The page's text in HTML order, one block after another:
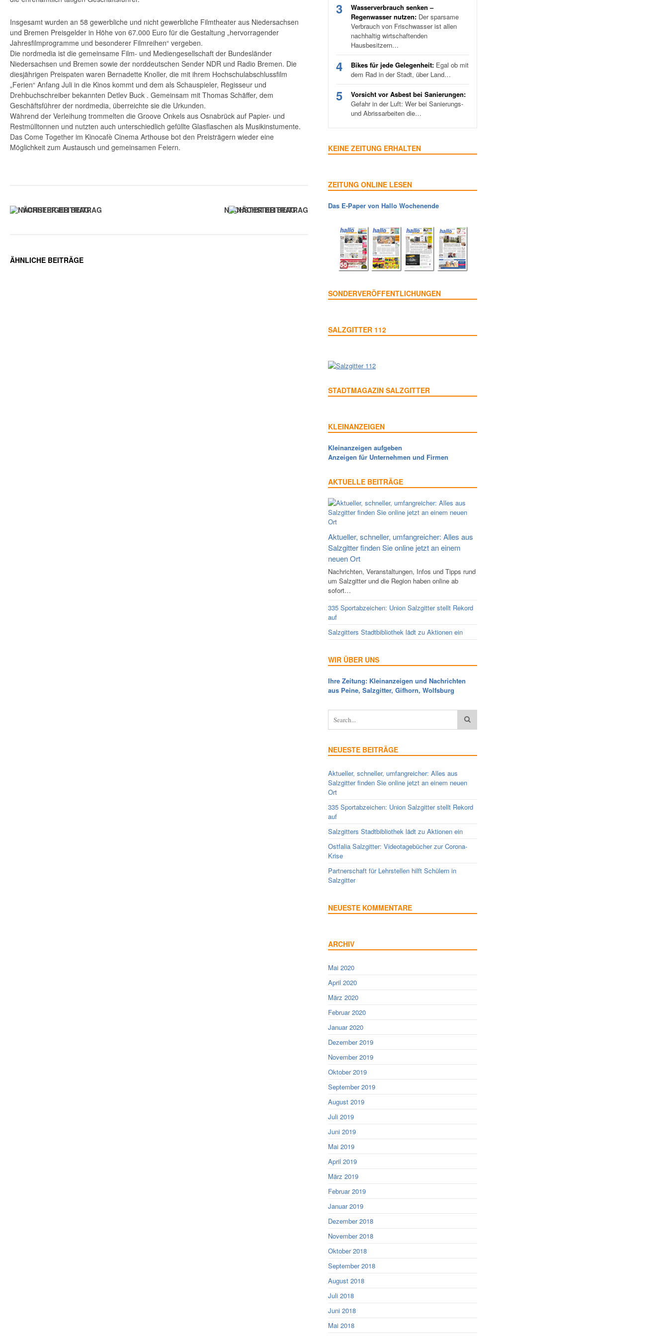
Insgesamt wurden an 58 gewerbliche und nicht gewerbliche Filmtheater aus Niedersachsen
und Bremen Preisgelder in Höhe von 67.000 Euro für die Gestaltung „hervorragender
Jahresfilmprogramme und besonderer Filmreihen“ vergeben.
Die nordmedia ist die gemeinsame Film- und Mediengesellschaft der Bundesländer
Niedersachsen und Bremen sowie der norddeutschen Sender NDR und Radio Bremen. Die
diesjährigen Preispaten waren Bernadette Knoller, die mit ihrem Hochschulabschlussfilm
„Ferien“ Anfang Juli in die Kinos kommt und dem als Schauspieler, Regisseur und
Drehbuchschreiber bekannten Detlev Buck . Gemeinsam mit Thomas Schäffer, dem
Geschäftsführer der nordmedia, überreichte sie die Urkunden.
Während der Verleihung trommelten die Groove Onkels aus Osnabrück auf Papier- und
Restmülltonnen und nutzten auch unterschiedlich gefüllte Glasflaschen als Musikinstumente.
Das Come Together im Kinocafè Cinema Arthouse bot den Preisträgern wieder eine
Möglichkeit zum Austausch und gemeinsamen Feiern.
VORHERIGER BEITRAG NÄCHSTER BEITRAG
ÄHNLICHE BEITRÄGE
3
Wasserverbrauch senken –
Regenwasser nutzen: Der sparsame
Verbrauch von Frischwasser ist allen
nachhaltig wirtschaftenden
Hausbesitzern…
4 Bikes für jede Gelegenheit: Egal ob mit
dem Rad in der Stadt, über Land…
5
Vorsicht vor Asbest bei Sanierungen:
Gefahr in der Luft: Wer bei Sanierungs-
und Abrissarbeiten die…
KEINE ZEITUNG ERHALTEN
ZEITUNG ONLINE LESEN
Das E-Paper von Hallo Wochenende
SONDERVERÖFFENTLICHUNGEN
SALZGITTER 112
STADTMAGAZIN SALZGITTER
KLEINANZEIGEN
Kleinanzeigen aufgeben
Anzeigen für Unternehmen und Firmen
AKTUELLE BEITRÄGE
Aktueller, schneller, umfangreicher: Alles aus
Salzgitter finden Sie online jetzt an einem
neuen Ort
Nachrichten, Veranstaltungen, Infos und Tipps rund
um Salzgitter und die Region haben online ab
sofort…
335 Sportabzeichen: Union Salzgitter stellt Rekord
auf
Salzgitters Stadtbibliothek lädt zu Aktionen ein
WIR ÜBER UNS
Ihre Zeitung: Kleinanzeigen und Nachrichten
aus Peine, Salzgitter, Gifhorn, Wolfsburg
NEUESTE BEITRÄGE
Aktueller, schneller, umfangreicher: Alles aus
Salzgitter finden Sie online jetzt an einem neuen
Ort
335 Sportabzeichen: Union Salzgitter stellt Rekord
auf
Salzgitters Stadtbibliothek lädt zu Aktionen ein
Ostfalia Salzgitter: Videotagebücher zur Corona-
Krise
Partnerschaft für Lehrstellen hilft Schülern in
Salzgitter
NEUESTE KOMMENTARE
ARCHIV
Mai 2020
April 2020
März 2020
Februar 2020
Januar 2020
Dezember 2019
November 2019
Oktober 2019
September 2019
August 2019
Juli 2019
Juni 2019
Mai 2019
April 2019
März 2019
Februar 2019
Januar 2019
Dezember 2018
November 2018
Oktober 2018
September 2018
August 2018
Juli 2018
Juni 2018
Mai 2018